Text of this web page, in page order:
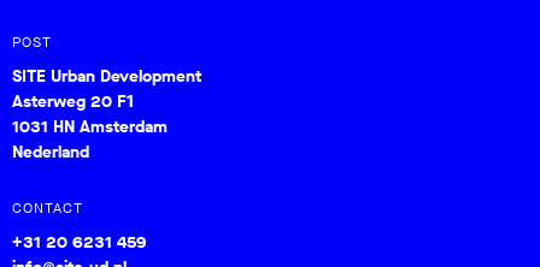
POST
SITE Urban Development
Asterweg 20 F1
1031 HN Amsterdam
Nederland
CONTACT
+31 20 6231 459